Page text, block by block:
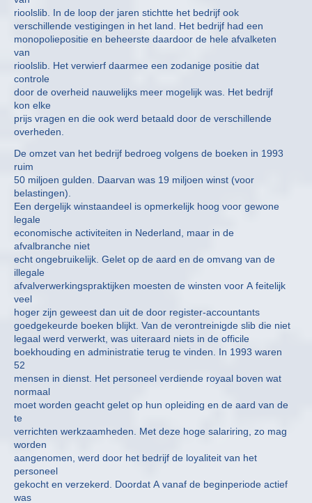
rioolslib. In de loop der jaren stichtte het bedrijf ook
verschillende vestigingen in het land. Het bedrijf had een
monopoliepositie en beheerste daardoor de hele afvalketen
van
rioolslib. Het verwierf daarmee een zodanige positie dat
controle
door de overheid nauwelijks meer mogelijk was. Het bedrijf
kon elke
prijs vragen en die ook werd betaald door de verschillende
overheden.
De omzet van het bedrijf bedroeg volgens de boeken in 1993
ruim
50 miljoen gulden. Daarvan was 19 miljoen winst (voor
belastingen).
Een dergelijk winstaandeel is opmerkelijk hoog voor gewone
legale
economische activiteiten in Nederland, maar in de
afvalbranche niet
echt ongebruikelijk. Gelet op de aard en de omvang van de
illegale
afvalverwerkingspraktijken moesten de winsten voor A feitelijk
veel
hoger zijn geweest dan uit de door register-accountants
goedgekeurde boeken blijkt. Van de verontreinigde slib die niet
legaal werd verwerkt, was uiteraard niets in de officile
boekhouding en administratie terug te vinden. In 1993 waren
52
mensen in dienst. Het personeel verdiende royaal boven wat
normaal
moet worden geacht gelet op hun opleiding en de aard van de
te
verrichten werkzaamheden. Met deze hoge salariring, zo mag
worden
aangenomen, werd door het bedrijf de loyaliteit van het
personeel
gekocht en verzekerd. Doordat A vanaf de beginperiode actief
was